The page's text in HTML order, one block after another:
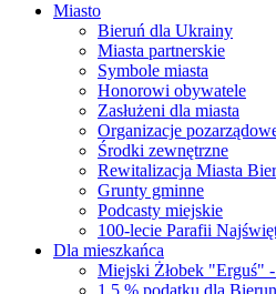
Miasto
Bieruń dla Ukrainy
Miasta partnerskie
Symbole miasta
Honorowi obywatele
Zasłużeni dla miasta
Organizacje
Środki zewnętrzne
Rewitalizacja Miasta
Grunty gminne
Podcasty miejskie
100-lecie Parafii
Dla mieszkańca
Miejski Żłobek "Erguś"
1,5 % podatku dla